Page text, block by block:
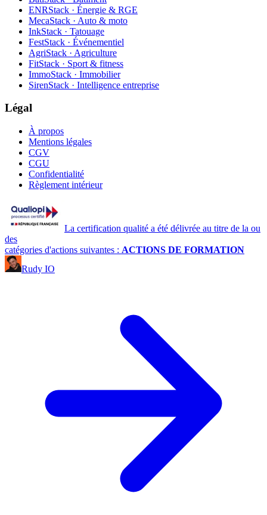
ENRStack · Énergie & RGE
MecaStack · Auto & moto
InkStack · Tatouage
FestStack · Événementiel
AgriStack · Agriculture
FitStack · Sport & fitness
ImmoStack · Immobilier
SirenStack · Intelligence entreprise
Légal
À propos
Mentions légales
CGV
CGU
Confidentialité
Règlement intérieur
La certification qualité a été délivrée au titre de la ou
des
catégories d'actions suivantes : ACTIONS DE FORMATION
Rudy IO